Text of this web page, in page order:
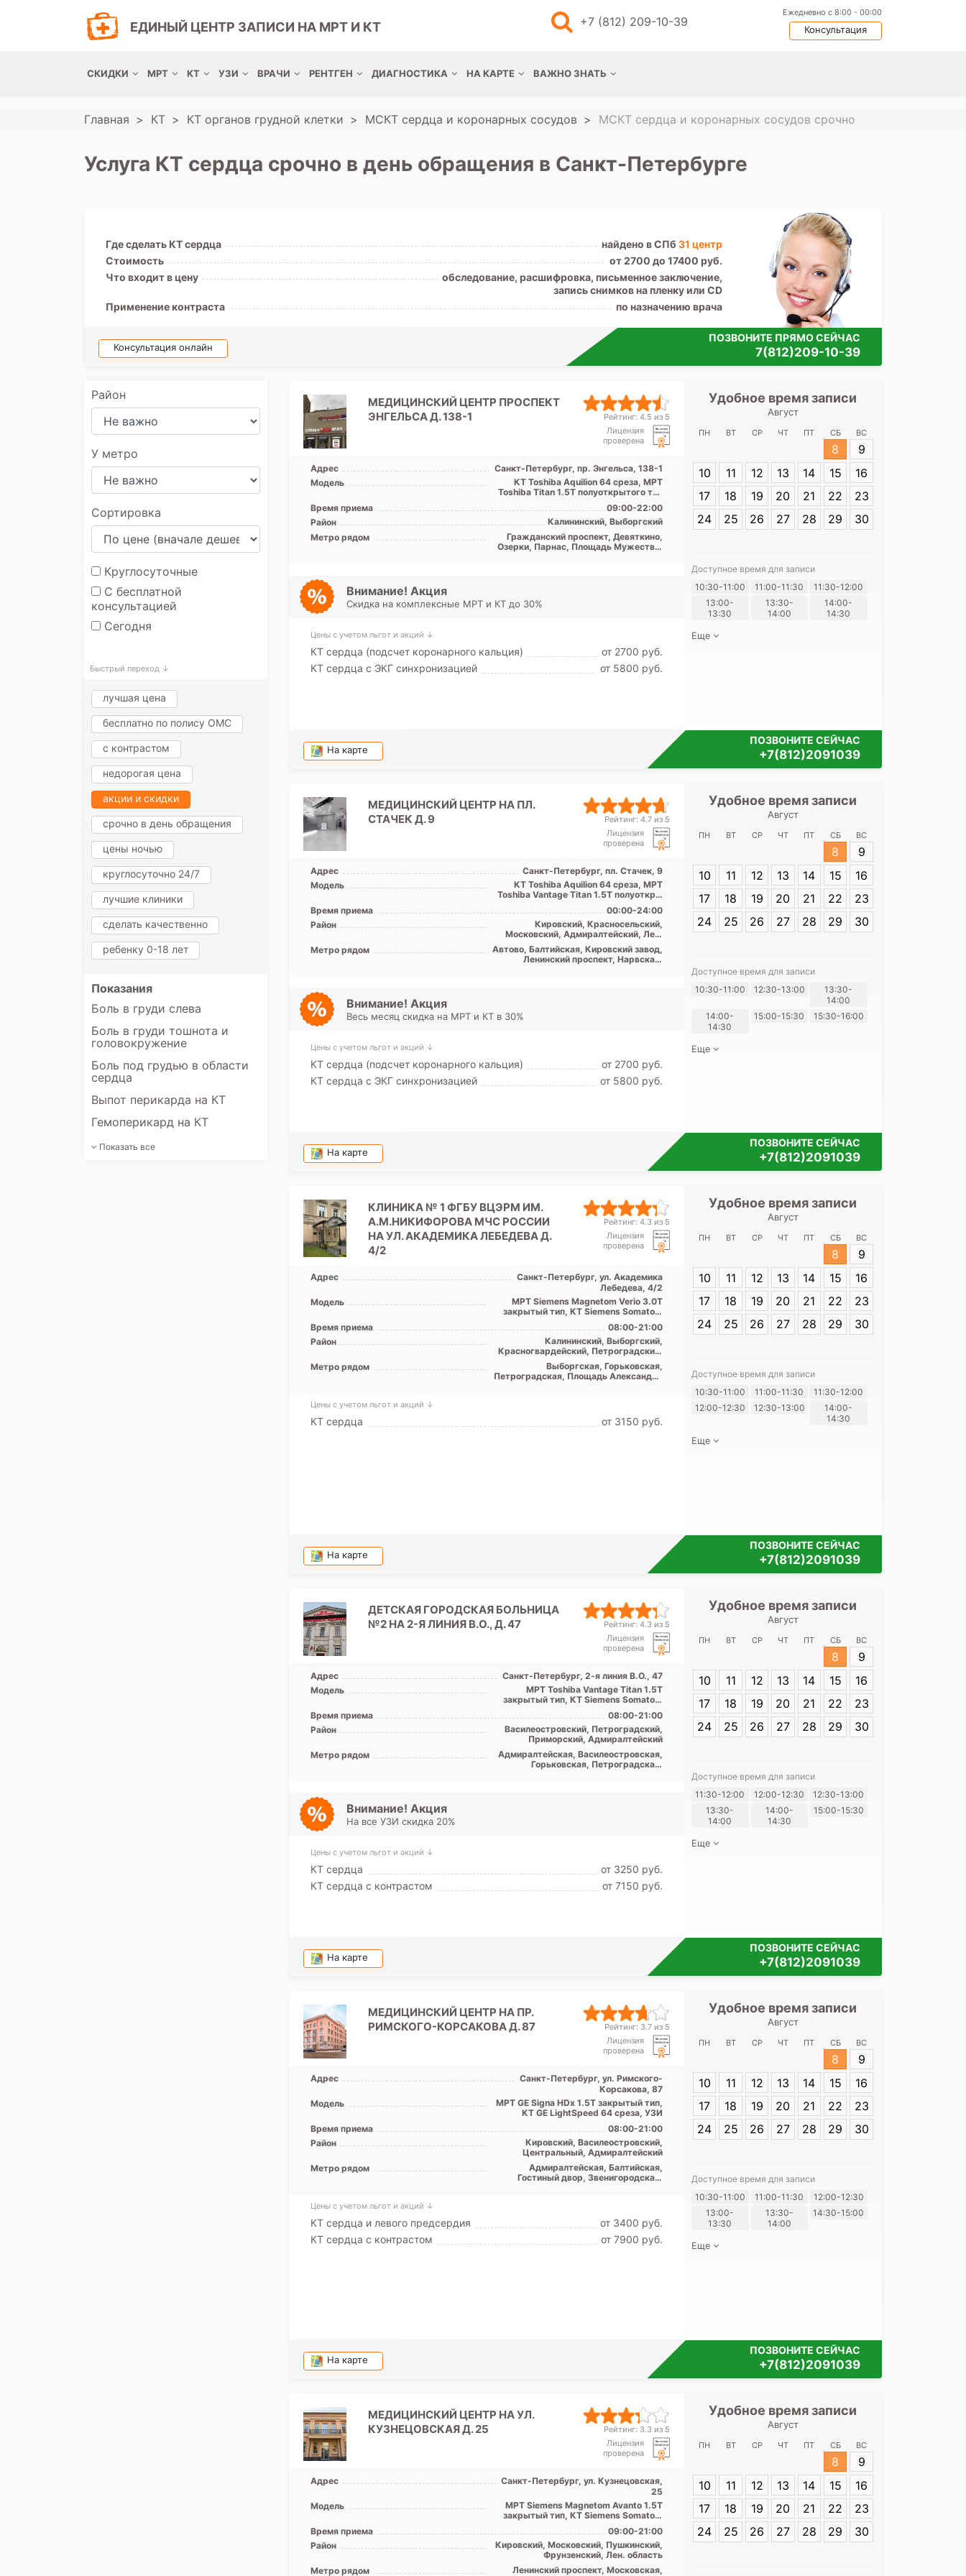
ЕДИНЫЙ ЦЕНТР ЗАПИСИ НА МРТ И КТ +7 (812) 209-10-39
Ежедневно с 8:00 - 00:00
Консультация
СКИДКИ МРТ КТ УЗИ ВРАЧИ РЕНТГЕН ДИАГНОСТИКА НА КАРТЕ ВАЖНО ЗНАТЬ
Главная КТ КТ органов грудной клетки МСКТ сердца и коронарных сосудов МСКТ сердца и коронарных сосудов срочно
Услуга КТ сердца срочно в день обращения в Санкт-Петербурге
Где сделать КТ сердца найдено в СПб 31 центр
Стоимость
от 2700 до 17400 руб.
Что входит в цену
обследование, расшифровка, письменное заключение,
запись снимков на пленку или CD
Применение контраста
по назначению врача
Консультация онлайн
ПОЗВОНИТЕ ПРЯМО СЕЙЧАС
7(812)209-10-39
Район
У метро
Сортировка
Круглосуточные
С бесплатной
консультацией
Сегодня
Быстрый переход ↓
лучшая цена
бесплатно по полису ОМС
с контрастом
недорогая цена
акции и скидки
срочно в день обращения
цены ночью
круглосуточно 24/7
лучшие клиники
сделать качественно
ребенку 0-18 лет
Показания
Боль в груди слева
Боль в груди тошнота и
головокружение
Боль под грудью в области
сердца
Выпот перикарда на КТ
Гемоперикард на КТ
Показать все
МЕДИЦИНСКИЙ ЦЕНТР ПРОСПЕКТ
ЭНГЕЛЬСА Д. 138-1
Рейтинг: 4.5 из 5
Лицензия
проверена
Адрес
Санкт-Петербург, пр. Энгельса, 138-1
Модель
КТ Toshiba Аquilion 64 среза, МРТ
Toshiba Titan 1.5T полуоткрытого тип
...
Время приема
09:00-22:00
Район
Калининский, Выборгский
Метро рядом
Гражданский проспект, Девяткино,
Озерки, Парнас, Площадь Мужества,
Внимание! Акция
Скидка на комплексные МРТ и КТ до 30%
Цены с учетом льгот и акций ↓
КТ сердца (подсчет коронарного кальция)
от 2700 pуб.
КТ сердца с ЭКГ синхронизацией
от 5800 pуб.
Удобное время записи
Август
ПН ВТ СР ЧТ ПТ СБ ВС
8
9
10
11 12 13 14 15
16
17
18 19 20 21 22
23
24
25 26 27 28 29 30
Доступное время для записи
10:30-11:00
11:00-11:30
11:30-12:00
13:00-
13:30
13:30-
14:00
14:00-
14:30
Еще
На карте
ПОЗВОНИТЕ СЕЙЧАС
+7(812)2091039
МЕДИЦИНСКИЙ ЦЕНТР НА ПЛ.
СТАЧЕК Д. 9
Рейтинг: 4.7 из 5
Лицензия
проверена
Адрес
Санкт-Петербург, пл. Стачек, 9
Модель
КТ Toshiba Аquilion 64 среза, МРТ
Toshiba Vantage Titan 1.5T полуоткры
...
Время приема
00:00-24:00
Район
Кировский, Красносельский,
Московский, Адмиралтейский, Лен.
область
Метро рядом
Автово, Балтийская, Кировский завод,
Ленинский проспект, Нарвская,
Внимание! Акция
Весь месяц скидка на МРТ и КТ в 30%
Цены с учетом льгот и акций ↓
КТ сердца (подсчет коронарного кальция)
от 2700 pуб.
КТ сердца с ЭКГ синхронизацией
от 5800 pуб.
Удобное время записи
Август
ПН ВТ СР ЧТ ПТ СБ ВС
8
9
10
11 12 13 14 15
16
17
18 19 20 21 22
23
24
25 26 27 28 29 30
Доступное время для записи
10:30-11:00
12:30-13:00
13:30-
14:00
14:00-
14:30
15:00-15:30 15:30-16:00
Еще
На карте
ПОЗВОНИТЕ СЕЙЧАС
+7(812)2091039
КЛИНИКА № 1 ФГБУ ВЦЭРМ ИМ.
А.М.НИКИФОРОВА МЧС РОССИИ
НА УЛ. АКАДЕМИКА ЛЕБЕДЕВА Д.
4/2
Рейтинг: 4.3 из 5
Лицензия
проверена
Адрес
Санкт-Петербург, ул. Академика
Лебедева, 4/2
Модель
МРТ Siemens Magnetom Verio 3.0T
закрытый тип, КТ Siemens Somatom
&5Def ...
Время приема
08:00-21:00
Район
Калининский, Выборгский,
Красногвардейский, Петроградский,
Центральный
Метро рядом
Выборгская, Горьковская,
Петроградская, Площадь Александра
Цены с учетом льгот и акций ↓
КТ сердца от 3150 pуб.
Удобное время записи
Август
ПН ВТ СР ЧТ ПТ СБ ВС
8
9
10
11 12 13 14 15
16
17
18 19 20 21 22
23
24
25 26 27 28 29 30
Доступное время для записи
10:30-11:00
11:00-11:30
11:30-12:00
12:00-12:30
12:30-13:00
14:00-
14:30
Еще
На карте
ПОЗВОНИТЕ СЕЙЧАС
+7(812)2091039
ДЕТСКАЯ ГОРОДСКАЯ БОЛЬНИЦА
№2 НА 2-Я ЛИНИЯ В.О., Д. 47
Рейтинг: 4.3 из 5
Лицензия
проверена
Адрес
Санкт-Петербург, 2-я линия В.О., 47
Модель
МРТ Toshiba Vantage Titan 1.5T
закрытый тип, КТ Siemens Somatom
Emotio ...
Время приема
08:00-21:00
Район
Василеостровский, Петроградский,
Приморский, Адмиралтейский
Метро рядом
Адмиралтейская, Василеостровская,
Горьковская, Петроградская,
Внимание! Акция
На все УЗИ скидка 20%
Цены с учетом льгот и акций ↓
КТ сердца
от 3250 pуб.
КТ сердца c контрастом
от 7150 pуб.
Удобное время записи
Август
ПН ВТ СР ЧТ ПТ СБ ВС
8
9
10
11 12 13 14 15
16
17
18 19 20 21 22
23
24
25 26 27 28 29 30
Доступное время для записи
11:30-12:00
12:00-12:30
12:30-13:00
13:30-
14:00
14:00-
14:30
15:00-15:30
Еще
На карте
ПОЗВОНИТЕ СЕЙЧАС
+7(812)2091039
МЕДИЦИНСКИЙ ЦЕНТР НА ПР.
РИМСКОГО-КОРСАКОВА Д. 87
Рейтинг: 3.7 из 5
Лицензия
проверена
Адрес
Санкт-Петербург, ул. Римского-
Корсакова, 87
Модель
МРТ GE Signa HDx 1.5T закрытый тип,
КТ GE LightSpeed 64 среза, УЗИ
Время приема
08:00-21:00
Район
Кировский, Василеостровский,
Центральный, Адмиралтейский
Метро рядом
Адмиралтейская, Балтийская,
Гостиный двор, Звенигородская,
Цены с учетом льгот и акций ↓
КТ сердца и левого предсердия
от 3400 pуб.
КТ сердца c контрастом
от 7900 pуб.
Удобное время записи
Август
ПН ВТ СР ЧТ ПТ СБ ВС
8
9
10
11 12 13 14 15
16
17
18 19 20 21 22
23
24
25 26 27 28 29 30
Доступное время для записи
10:30-11:00
11:00-11:30
12:00-12:30
13:00-
13:30
13:30-
14:00
14:30-15:00
Еще
На карте
ПОЗВОНИТЕ СЕЙЧАС
+7(812)2091039
МЕДИЦИНСКИЙ ЦЕНТР НА УЛ.
КУЗНЕЦОВСКАЯ Д. 25
Рейтинг: 3.3 из 5
Лицензия
проверена
Адрес
Санкт-Петербург, ул. Кузнецовская,
25
Модель
МРТ Siemens Magnetom Avanto 1.5Т
закрытый тип, КТ Siemens Somatom
Pers ...
Время приема
09:00-21:00
Район
Кировский, Московский, Пушкинский,
Фрунзенский, Лен. область
Метро рядом
Ленинский проспект, Московская,
Удобное время записи
Август
ПН ВТ СР ЧТ ПТ СБ ВС
8
9
10
11 12 13 14 15
16
17
18 19 20 21 22
23
24
25 26 27 28 29 30